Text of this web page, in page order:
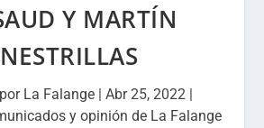
Y MARTÍN
La Falange | Abr 25, 2022 |
y opinión de La Falange